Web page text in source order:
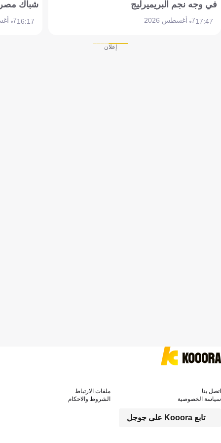
في وجه نجم البريميرليج
17:477 أغسطس 2026
شباك
16:177 أغسطس 2026
إعلان
تابع Kooora على جوجل
اتصل بنا
ملفات الارتباط
سياسة الخصوصية
الشروط والاحكام